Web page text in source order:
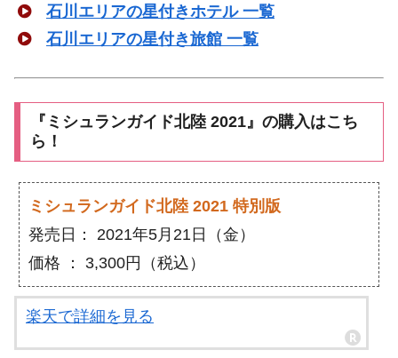
石川エリアの星付きホテル 一覧
石川エリアの星付き旅館 一覧
『ミシュランガイド北陸 2021』の購入はこち
ら！
ミシュランガイド北陸 2021 特別版
発売日： 2021年5月21日（金）
価格 ： 3,300円（税込）
楽天で詳細を見る